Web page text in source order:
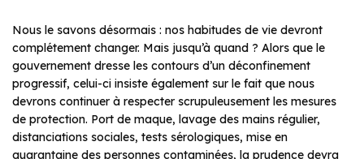
Nous le savons désormais : nos habitudes de vie devront
complétement changer. Mais jusqu’à quand ? Alors que le
gouvernement dresse les contours d’un déconfinement
progressif, celui-ci insiste également sur le fait que nous
devrons continuer à respecter scrupuleusement les mesures
de protection. Port de maque, lavage des mains régulier,
distanciations sociales, tests sérologiques, mise en
quarantaine des personnes contaminées, la prudence devra